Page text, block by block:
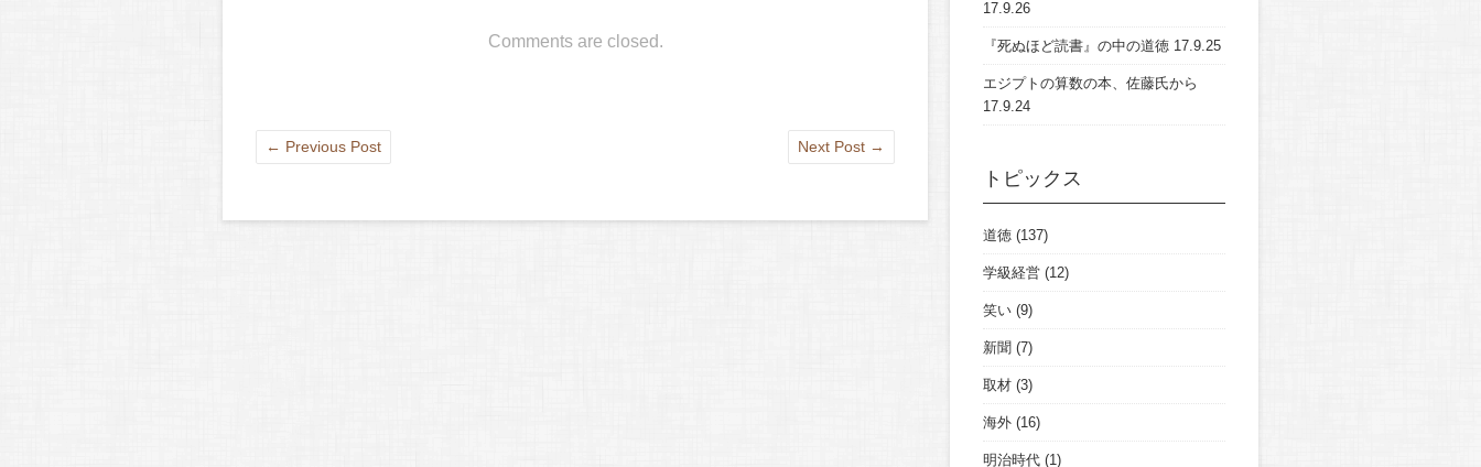
Comments are closed.
← Previous Post Next Post →
17.9.26
『死ぬほど読書』の中の道徳 17.9.25
エジプトの算数の本、佐藤氏から
17.9.24
トピックス
道徳 (137)
学級経営 (12)
笑い (9)
新聞 (7)
取材 (3)
海外 (16)
明治時代 (1)